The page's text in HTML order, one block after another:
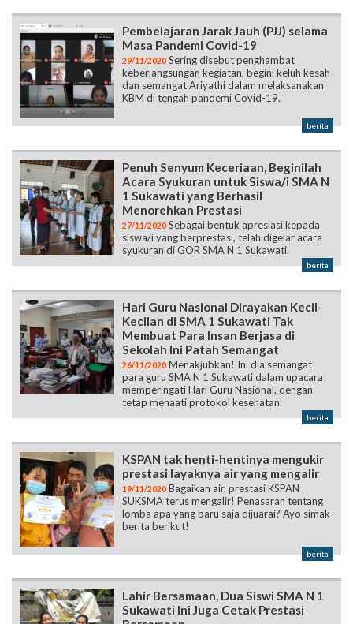
Pembelajaran Jarak Jauh (PJJ) selama
Masa Pandemi Covid-19
29/11/2020 Sering disebut penghambat
keberlangsungan kegiatan, begini keluh kesah
dan semangat Ariyathi dalam melaksanakan
KBM di tengah pandemi Covid-19.
berita
Penuh Senyum Keceriaan, Beginilah
Acara Syukuran untuk Siswa/i SMA N
1 Sukawati yang Berhasil
Menorehkan Prestasi
27/11/2020 Sebagai bentuk apresiasi kepada
siswa/i yang berprestasi, telah digelar acara
syukuran di GOR SMA N 1 Sukawati.
berita
Hari Guru Nasional Dirayakan Kecil-
Kecilan di SMA 1 Sukawati Tak
Membuat Para Insan Berjasa di
Sekolah Ini Patah Semangat
26/11/2020 Menakjubkan! Ini dia semangat
para guru SMA N 1 Sukawati dalam upacara
memperingati Hari Guru Nasional, dengan
tetap menaati protokol kesehatan.
berita
KSPAN tak henti-hentinya mengukir
prestasi layaknya air yang mengalir
19/11/2020 Bagaikan air, prestasi KSPAN
SUKSMA terus mengalir! Penasaran tentang
lomba apa yang baru saja dijuarai? Ayo simak
berita berikut!
berita
Lahir Bersamaan, Dua Siswi SMA N 1
Sukawati Ini Juga Cetak Prestasi